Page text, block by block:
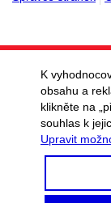
K
obsahu a
klikněte na
souhlas k
Upravit